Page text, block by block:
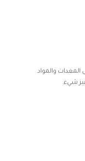
المعدات والمواد
شيء.